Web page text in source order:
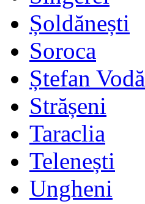
Șoldănești
Soroca
Ștefan Vodă
Strășeni
Taraclia
Telenești
Ungheni